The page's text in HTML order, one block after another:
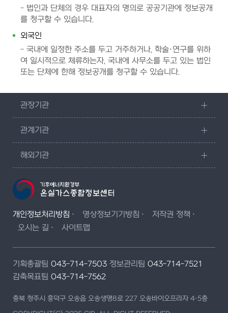
법인과 단체의 경우 대표자의 명의로 공공기관에 정보공개
를 청구할 수 있습니다.
외국인
국내에 일정한 주소를 두고 거주하거나, 학술·연구를 위하
여 일시적으로 체류하는자, 국내에 사무소를 두고 있는 법인
또는 단체에 한해 정보공개를 청구할 수 있습니다.
관장기관
관계기관
해외기관
개인정보처리방침 영상정보기기방침
저작권 정책
오시는 길
사이트맵
기획총괄팀 043-714-7503 정보관리팀 043-714-7521
감축목표팀 043-714-7562
충북 청주시 흥덕구 오송읍 오송생명8로 227 오송바이오프라자 4·5층